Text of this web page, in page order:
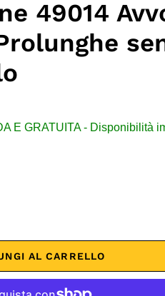
49014
E GRATUITA - Disponibilità
AL CARRELLO